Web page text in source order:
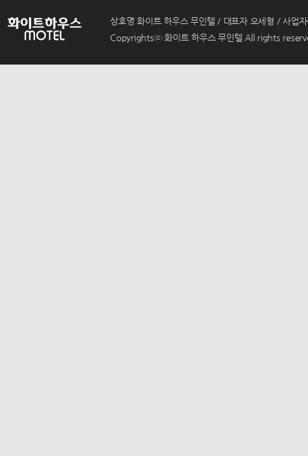
상호명 화이트 하우스 무인텔 / 대표자 오세형 / 사
Copyrightsⓒ 화이트 하우스 무인텔 All rights